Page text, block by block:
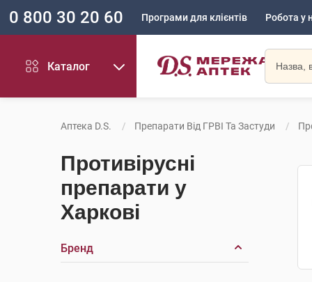
0 800 30 20 60 Програми для клієнтів Робота у
Каталог
Аптека D.S. Препарати Від ГРВІ Та Застуди
Противірусні
препарати у
Харкові
Бренд